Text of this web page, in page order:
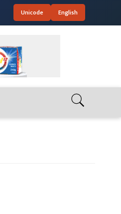
Unicode English